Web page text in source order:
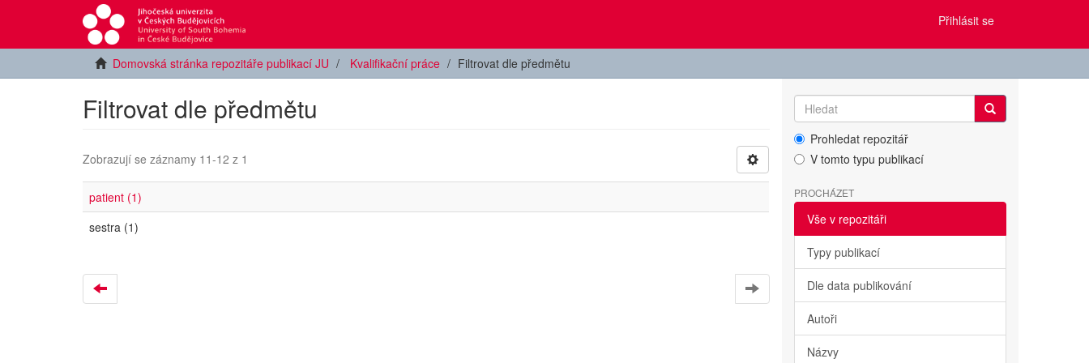
Přihlásit se
Domovská stránka repozitáře publikací JU Kvalifikační práce Filtrovat dle předmětu
Filtrovat dle předmětu
Zobrazují se záznamy 11-12 z 1
patient (1)
sestra (1)
Prohledat repozitář
V tomto typu publikací
PROCHÁZET
Vše v repozitáři
Typy publikací
Dle data publikování
Autoři
Názvy